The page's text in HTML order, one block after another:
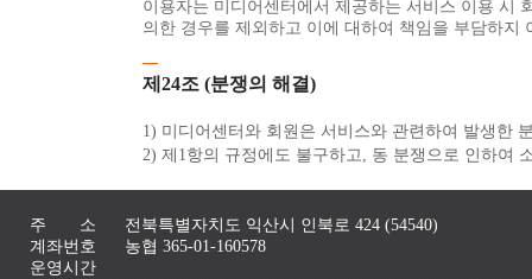
이용자는 미디어센터에서 제공하는 서비스 이용 시
의한 경우를 제외하고 이에 대하여 책임을 부담하지
제24조 (분쟁의 해결)
1) 미디어센터와 회원은 서비스와 관련하여 발생한
2) 제1항의 규정에도 불구하고, 동 분쟁으로 인하여
주 소
전북특별자치도 익산시 인북로 424 (54540)
계좌번호
농협 365-01-160578
운영시간